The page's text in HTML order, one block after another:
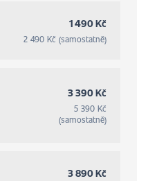
1 490 Kč
2 490 Kč (samostatně)
3 390 Kč
5 390 Kč
(samostatně)
3 890 Kč